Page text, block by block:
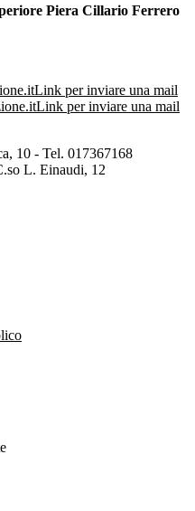
Piera Cillario Ferrero
Link per inviare una mail
Link per inviare una mail
10 - Tel. 017367168
L. Einaudi, 12